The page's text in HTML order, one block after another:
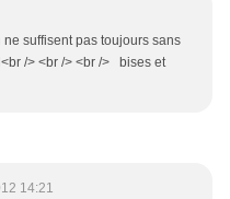
suffisent pas toujours sans
/> <br /> <br /> bises et
14:21